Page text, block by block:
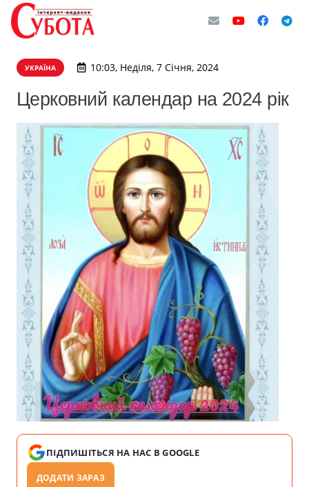
УКРАЇНА 10:03, Неділя, 7 Січня, 2024
Церковний календар на 2024 рік
ПІДПИШІТЬСЯ НА НАС В GOOGLE
ДОДАТИ ЗАРАЗ